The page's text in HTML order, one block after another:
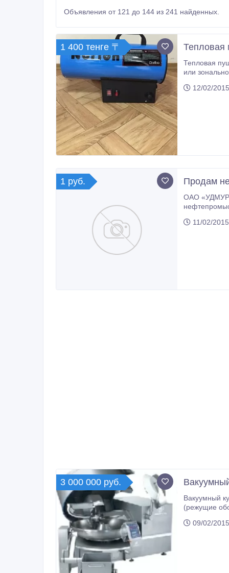
Объявления от 121 до 144 из 241 найденных.
1 400 тенге 〒 Тепловая
Тепловая пушка газовая Norion G15, прямого
или зонального обогрева
стяжек, для обогрева на открытых площадках; в ремонтных работах - при монтаже натяжных потолков; в коммунальном
12/02/
1 руб. Продам
ОАО
11/02/
3 000 000 руб.
Вакуумный куттер Nowicki KN-250, б.у.
(режущие обороты)
09/02/